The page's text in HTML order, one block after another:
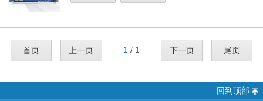
首页 上一页 1 / 1 下一页 尾页
回到顶部